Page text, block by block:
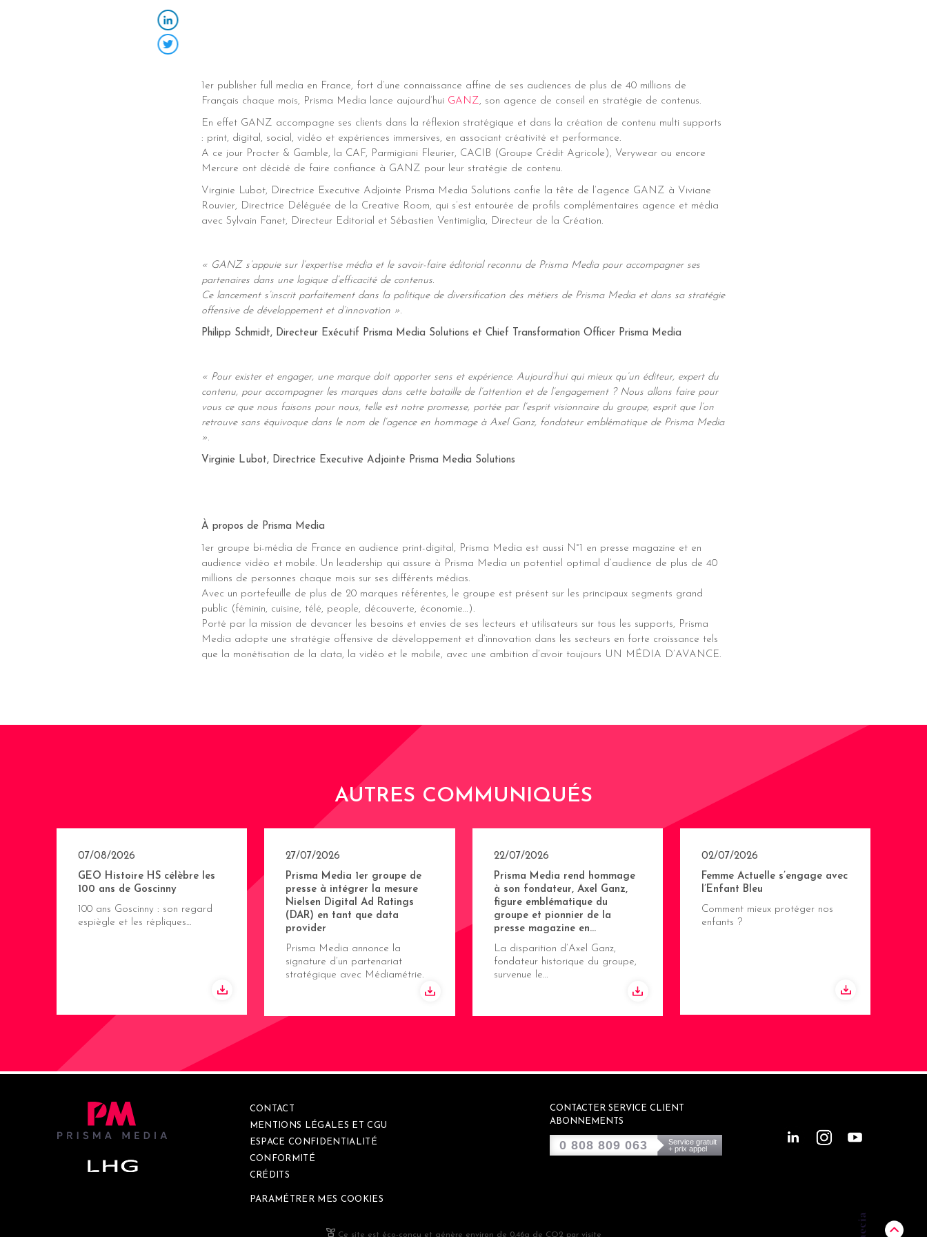
LinkedIn
1er publisher full media en France, fort d’une connaissance affine de ses audiences de plus de 40 millions de
Français chaque mois, Prisma Media lance aujourd’hui GANZ, son agence de conseil en stratégie de contenus.
En effet GANZ accompagne ses clients dans la réflexion stratégique et dans la création de contenu multi supports
: print, digital, social, vidéo et expériences immersives, en associant créativité et performance.
A ce jour Procter & Gamble, la CAF, Parmigiani Fleurier, CACIB (Groupe Crédit Agricole), Verywear ou encore
Mercure ont décidé de faire confiance à GANZ pour leur stratégie de contenu.
Virginie Lubot, Directrice Executive Adjointe Prisma Media Solutions confie la tête de l’agence GANZ à Viviane
Rouvier, Directrice Déléguée de la Creative Room, qui s’est entourée de profils complémentaires agence et média
avec Sylvain Fanet, Directeur Editorial et Sébastien Ventimiglia, Directeur de la Création.
« GANZ s’appuie sur l’expertise média et le savoir-faire éditorial reconnu de Prisma Media pour accompagner ses
partenaires dans une logique d’efficacité de contenus.
Ce lancement s’inscrit parfaitement dans la politique de diversification des métiers de Prisma Media et dans sa stratégie
offensive de développement et d’innovation ».
Philipp Schmidt, Directeur Exécutif Prisma Media Solutions et Chief Transformation Officer Prisma Media
« Pour exister et engager, une marque doit apporter sens et expérience. Aujourd’hui qui mieux qu’un éditeur, expert du
contenu, pour accompagner les marques dans cette bataille de l’attention et de l’engagement ? Nous allons faire pour
vous ce que nous faisons pour nous, telle est notre promesse, portée par l’esprit visionnaire du groupe, esprit que l’on
retrouve sans équivoque dans le nom de l’agence en hommage à Axel Ganz, fondateur emblématique de Prisma Media
».
Virginie Lubot, Directrice Executive Adjointe Prisma Media Solutions
À propos de Prisma Media
1er groupe bi-média de France en audience print-digital, Prisma Media est aussi N°1 en presse magazine et en
audience vidéo et mobile. Un leadership qui assure à Prisma Media un potentiel optimal d’audience de plus de 40
millions de personnes chaque mois sur ses différents médias.
Avec un portefeuille de plus de 20 marques référentes, le groupe est présent sur les principaux segments grand
public (féminin, cuisine, télé, people, découverte, économie…).
Porté par la mission de devancer les besoins et envies de ses lecteurs et utilisateurs sur tous les supports, Prisma
Media adopte une stratégie offensive de développement et d’innovation dans les secteurs en forte croissance tels
que la monétisation de la data, la vidéo et le mobile, avec une ambition d’avoir toujours UN MÉDIA D’AVANCE.
AUTRES COMMUNIQUÉS
07/08/2026
GEO Histoire HS célèbre les
100 ans de Goscinny
100 ans Goscinny : son regard
espiègle et les répliques…
27/07/2026
Prisma Media 1er groupe de
presse à intégrer la mesure
Nielsen Digital Ad Ratings
(DAR) en tant que data
provider
Prisma Media annonce la
signature d’un partenariat
stratégique avec Médiamétrie.
22/07/2026
Prisma Media rend hommage
à son fondateur, Axel Ganz,
figure emblématique du
groupe et pionnier de la
presse magazine en…
La disparition d’Axel Ganz,
fondateur historique du groupe,
survenue le…
02/07/2026
Femme Actuelle s’engage avec
l’Enfant Bleu
Comment mieux protéger nos
enfants ?
CONTACT
MENTIONS LÉGALES ET CGU
ESPACE CONFIDENTIALITÉ
CONFORMITÉ
CRÉDITS
PARAMÉTRER MES COOKIES
CONTACTER SERVICE CLIENT
ABONNEMENTS
0 808 809 063
Service gratuit
+ prix appel
Ce site est éco-conçu et génère environ de 0,46g de CO2 par visite